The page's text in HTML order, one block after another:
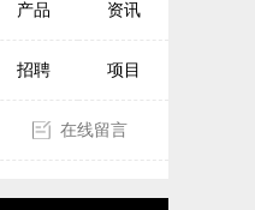
产品 资讯
招聘 项目
在线留言